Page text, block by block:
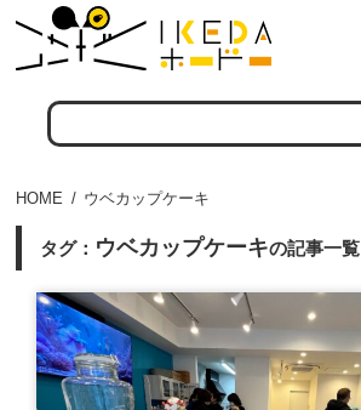
HOME ウベカップケーキ
タグ： ウベカップケーキの記事一覧